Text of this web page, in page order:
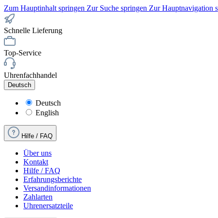
Zum Hauptinhalt springen Zur Suche springen Zur Hauptnavigation
Schnelle Lieferung
Top-Service
Uhrenfachhandel
Deutsch
Deutsch
English
Hilfe / FAQ
Über uns
Kontakt
Hilfe / FAQ
Erfahrungsberichte
Versandinformationen
Zahlarten
Uhrenersatzteile